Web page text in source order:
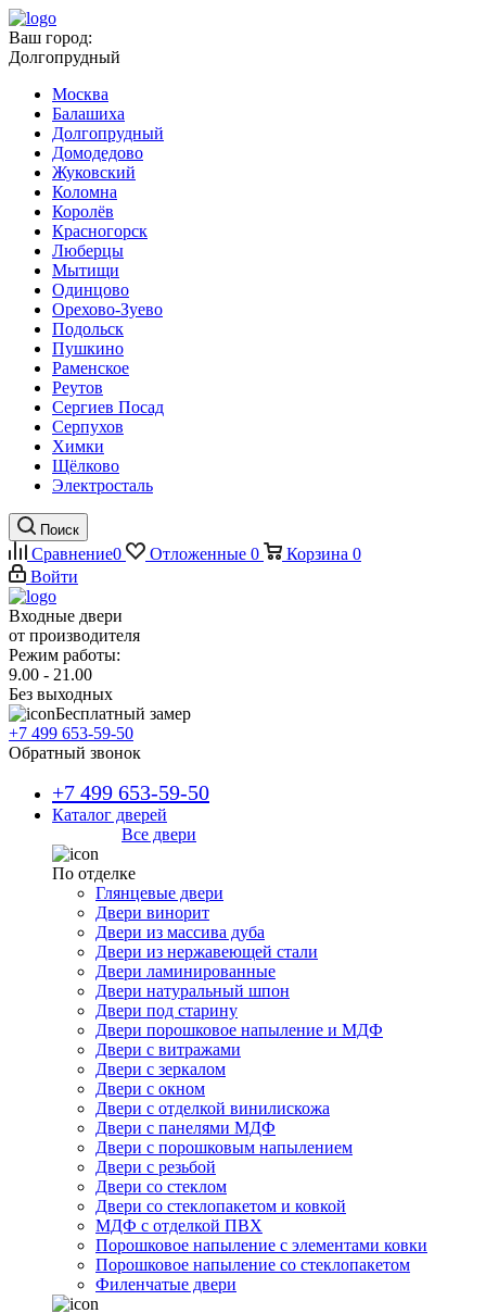
Ваш город:
Долгопрудный
Москва
Балашиха
Долгопрудный
Домодедово
Жуковский
Коломна
Королёв
Красногорск
Люберцы
Мытищи
Одинцово
Орехово-Зуево
Подольск
Пушкино
Раменское
Реутов
Сергиев Посад
Серпухов
Химки
Щёлково
Электросталь
Поиск
Сравнение0 Отложенные 0 Корзина 0
Войти
Входные двери
от производителя
Режим работы:
9.00 - 21.00
Без выходных
Бесплатный замер
+7 499 653-59-50
Обратный звонок
+7 499 653-59-50
Каталог дверей
Все двери
По отделке
Глянцевые двери
Двери винорит
Двери из массива дуба
Двери из нержавеющей стали
Двери ламинированные
Двери натуральный шпон
Двери под старину
Двери порошковое напыление и МДФ
Двери с витражами
Двери с зеркалом
Двери с окном
Двери с отделкой винилискожа
Двери с панелями МДФ
Двери с порошковым напылением
Двери с резьбой
Двери со стеклом
Двери со стеклопакетом и ковкой
МДФ с отделкой ПВХ
Порошковое напыление с элементами ковки
Порошковое напыление со стеклопакетом
Филенчатые двери